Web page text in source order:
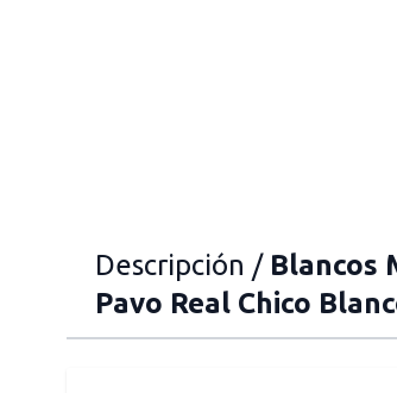
Descripción / Blancos
Pavo Real Chico